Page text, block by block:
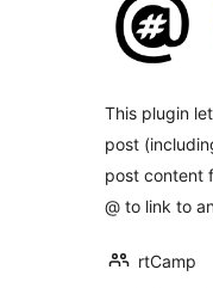
This plugin
post
post content
@ to link to
rtCamp